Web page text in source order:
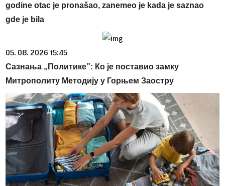
godine otac je pronašao, zanemeo je kada je saznao
gde je bila
05. 08. 2026 15:45
Сазнања „Политике”: Ко је поставио замку
Митрополиту Методију у Горњем Заостру